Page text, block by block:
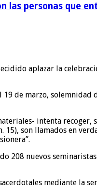
personas que
aplazar la
de marzo, solemnidad
intenta
son llamados en
208 nuevos
mediante la